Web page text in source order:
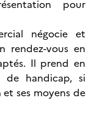
pour
négocie et
rendez-vous en
Il prend en
de handicap, si
ses moyens de